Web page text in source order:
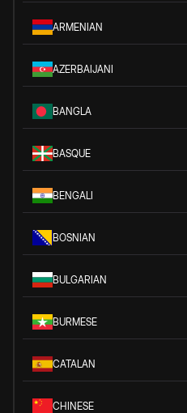
ARMENIAN
AZERBAIJANI
BANGLA
BASQUE
BENGALI
BOSNIAN
BULGARIAN
BURMESE
CATALAN
CHINESE